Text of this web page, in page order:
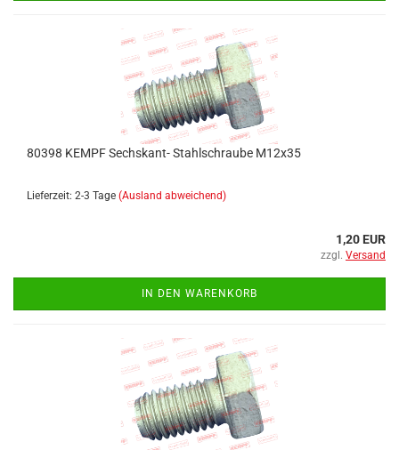
80398 KEMPF Sechskant- Stahlschraube M12x35
Lieferzeit: 2-3 Tage (Ausland abweichend)
1,20 EUR
zzgl. Versand
IN DEN WARENKORB